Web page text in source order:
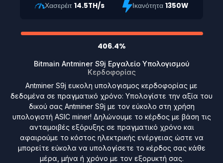
Χασερέιτ14.5TH/s Ικανότητα 1350W
406.4%
Bitmain Antminer S9j Εργαλείο Υπολογισμού
Κερδοφορίας
Antminer S9j ευκολη υπολογισμος κερδοφορίας με
δεδομένα σε πραγματικό χρόνο: Υπολογίστε την αξία του
δικού σας Antminer S9j με τον εύκολο στη χρήση
υπολογιστή ASIC miner! Δηλώνουμε το κέρδος με βάση τις
ανταμοιβές εξόρυξης σε πραγματικό χρόνο και
αφαιρούμε το κόστος ηλεκτρικής ενέργειας ώστε να
μπορείτε εύκολα να υπολογίσετε το κέρδος σας κάθε
μέρα, μήνα ή χρόνο με τον εξορυκτή σας.